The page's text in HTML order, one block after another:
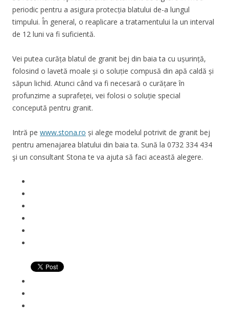
periodic pentru a asigura protecția blatului de-a lungul
timpului. În general, o reaplicare a tratamentului la un interval
de 12 luni va fi suficientă.
Vei putea curăța blatul de granit bej din baia ta cu ușurință,
folosind o lavetă moale și o soluție compusă din apă caldă și
săpun lichid. Atunci când va fi necesară o curățare în
profunzime a suprafeței, vei folosi o soluție special
concepută pentru granit.
Intră pe www.stona.ro și alege modelul potrivit de granit bej
pentru amenajarea blatului din baia ta. Sună la 0732 334 434
şi un consultant Stona te va ajuta să faci această alegere.